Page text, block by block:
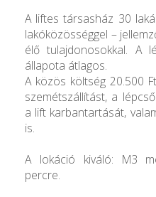
A liftes társasház 30
lakóközösséggel –
élő tulajdonosokkal. A
állapota átlagos.
A közös költség 20.500
szemétszállítást, a
a lift karbantartását,
is.
A lokáció kiváló: M3
percre.